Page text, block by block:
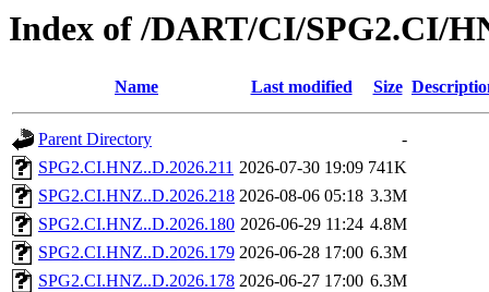
Index of /DART/CI/SPG2.CI/
Name Last modified Size
Parent Directory
-
SPG2.CI.HNZ..D.2026.211 2026-07-30 19:09 741K
SPG2.CI.HNZ..D.2026.218 2026-08-06 05:18 3.3M
SPG2.CI.HNZ..D.2026.180 2026-06-29 11:24 4.8M
SPG2.CI.HNZ..D.2026.179 2026-06-28 17:00 6.3M
SPG2.CI.HNZ..D.2026.178 2026-06-27 17:00 6.3M